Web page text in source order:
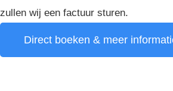
zullen wij een factuur sturen.
Direct boeken & meer